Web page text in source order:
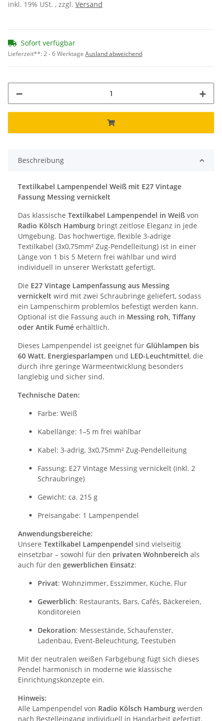
inkl. 19% USt. , zzgl. Versand
Sofort verfügbar
Lieferzeit**:2 - 6 Werktage Ausland abweichend
Beschreibung
Textilkabel Lampenpendel Weiß mit E27 Vintage
Fassung Messing vernickelt
Das klassische Textilkabel Lampenpendel in Weiß von
Radio Kölsch Hamburg bringt zeitlose Eleganz in jede
Umgebung. Das hochwertige, flexible 3-adrige
Textilkabel (3x0,75mm² Zug-Pendelleitung) ist in einer
Länge von 1 bis 5 Metern frei wählbar und wird
individuell in unserer Werkstatt gefertigt.
Die E27 Vintage Lampenfassung aus Messing
vernickelt wird mit zwei Schraubringe geliefert, sodass
ein Lampenschirm problemlos befestigt werden kann.
Optional ist die Fassung auch in Messing roh, Tiffany
oder Antik Fumé erhältlich.
Dieses Lampenpendel ist geeignet für Glühlampen bis
60 Watt, Energiesparlampen und LED-Leuchtmittel, die
durch ihre geringe Wärmeentwicklung besonders
langlebig und sicher sind.
Technische Daten:
Farbe: Weiß
Kabellänge: 1–5 m frei wählbar
Kabel: 3-adrig, 3x0,75mm² Zug-Pendelleitung
Fassung: E27 Vintage Messing vernickelt (inkl. 2
Schraubringe)
Gewicht: ca. 215 g
Preisangabe: 1 Lampenpendel
Anwendungsbereiche:
Unsere Textilkabel Lampenpendel sind vielseitig
einsetzbar – sowohl für den privaten Wohnbereich als
auch für den gewerblichen Einsatz:
Privat: Wohnzimmer, Esszimmer, Küche, Flur
Gewerblich: Restaurants, Bars, Cafés, Bäckereien,
Konditoreien
Dekoration: Messestände, Schaufenster,
Ladenbau, Event-Beleuchtung, Teestuben
Mit der neutralen weißen Farbgebung fügt sich dieses
Pendel harmonisch in moderne wie klassische
Einrichtungskonzepte ein.
Hinweis:
Alle Lampenpendel von Radio Kölsch Hamburg werden
nach Bestelleingang individuell in Handarbeit gefertigt.